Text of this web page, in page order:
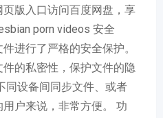
版入口访问百度网盘，享
porn videos 安全
进行了严格的安全保护。
的私密性，保护文件的隐
同设备间同步文件、或者
户来说，非常方便。 功